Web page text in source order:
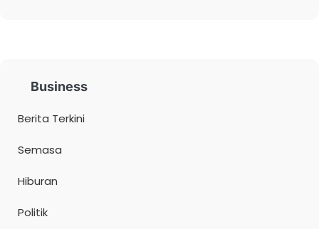
Business
Berita Terkini
Semasa
Hiburan
Politik